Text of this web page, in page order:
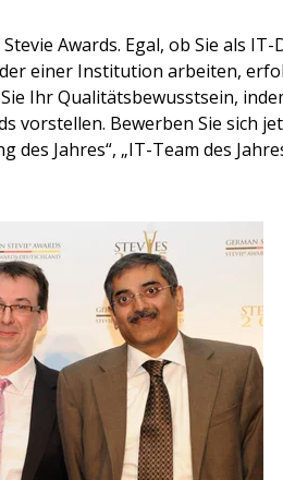
Awards. Egal, ob Sie als
einer Institution arbeiten,
Ihr Qualitätsbewusstsein,
vorstellen. Bewerben Sie sich
Jahres“, „IT-Team des